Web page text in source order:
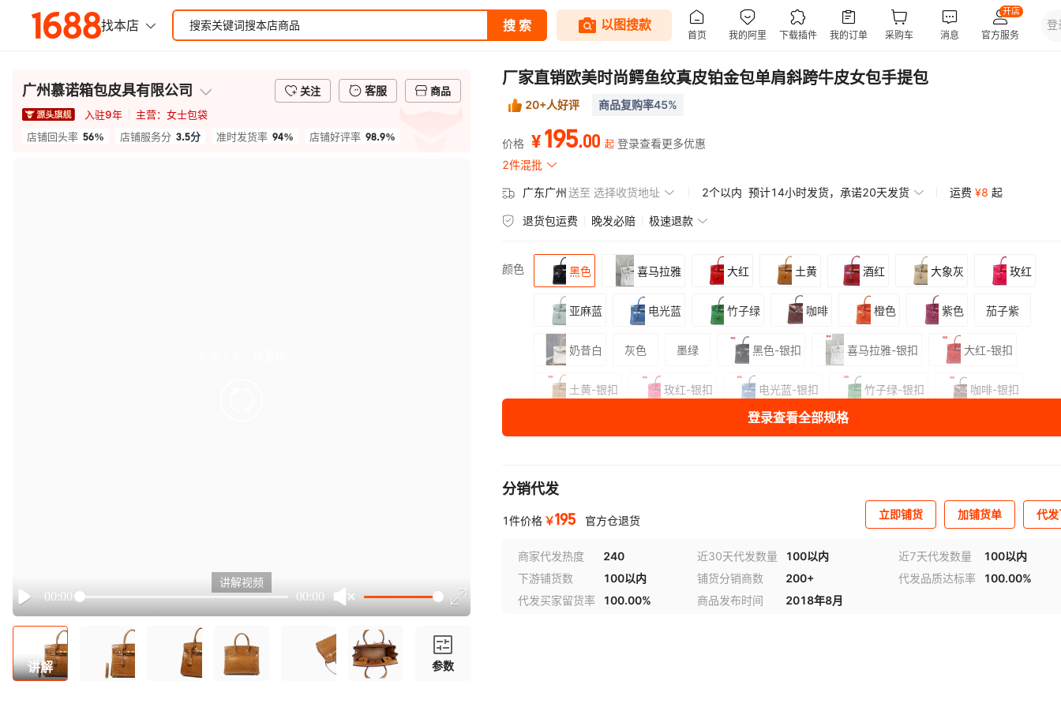
广州慕诺箱包皮具有限公司 关注 客服
商品
入驻9年 主营：女士包袋
店铺回头率 56% 店铺服务分 3.5分 准时发货率 94% 店铺好评率 98.9%
Play
00:00 00:00
讲解视频
讲解 参数
厂家直销欧美时尚鳄鱼纹真皮铂金包单肩斜跨牛皮女包手提包
20+人好评 商品复购率45%
价格 ¥195.00 起 登录查看更多优惠
2件混批
广东广州送至 选择收货地址 2个以内 预计14小时发货，承诺20天发货 运费 ¥8 起
退货包运费 晚发必赔 极速退款
颜色 黑色 喜马拉雅 大红 土黄 酒红 大象灰 玫红
亚麻蓝 电光蓝 竹子绿 咖啡 橙色 紫色 茄子紫
奶昔白 灰色 墨绿 黑色-银扣 喜马拉雅-银扣 大红-银扣
土黄-银扣 玫红-银扣 电光蓝-银扣 竹子绿-银扣 咖啡-银扣
30号（30x16x23cm)
25号（25x15x19cm) 库存 968个
登录查看全部规格
分销代发
1件价格 ￥195 官方仓退货 立即铺货 加铺货单 代
商家代发热度 240 近30天代发数量 100以内 近7天代发数量
100以内
下游铺货数
100以内 铺货分销商数 200+ 代发品质达标率
100.00%
代发买家留货率
100.00% 商品发布时间 2018年8月